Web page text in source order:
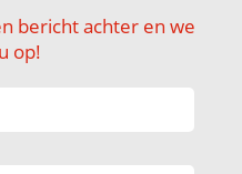
bericht achter en we
op!